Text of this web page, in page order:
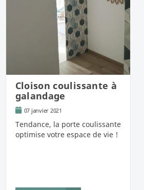
Cloison coulissante à
galandage
07 janvier 2021
Tendance, la porte coulissante
optimise votre espace de vie !